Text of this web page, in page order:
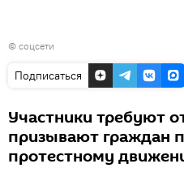
© соцсети
Подписаться
Участники требуют
призывают граждан
протестному